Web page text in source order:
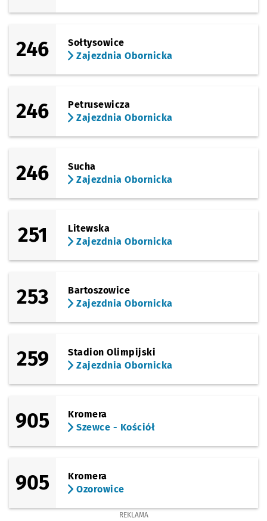
246
Sołtysowice
Zajezdnia Obornicka
246
Petrusewicza
Zajezdnia Obornicka
246
Sucha
Zajezdnia Obornicka
251
Litewska
Zajezdnia Obornicka
253
Bartoszowice
Zajezdnia Obornicka
259
Stadion Olimpijski
Zajezdnia Obornicka
905
Kromera
Szewce - Kościół
905
Kromera
Ozorowice
REKLAMA